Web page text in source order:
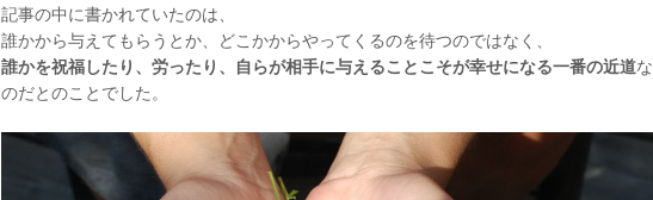
記事の中に書かれていたのは、
誰かから与えてもらうとか、どこかからやってくるのを待つのではなく、
誰かを祝福したり、労ったり、自らが相手に与えることこそが幸せになる一番の近道な
のだとのことでした。